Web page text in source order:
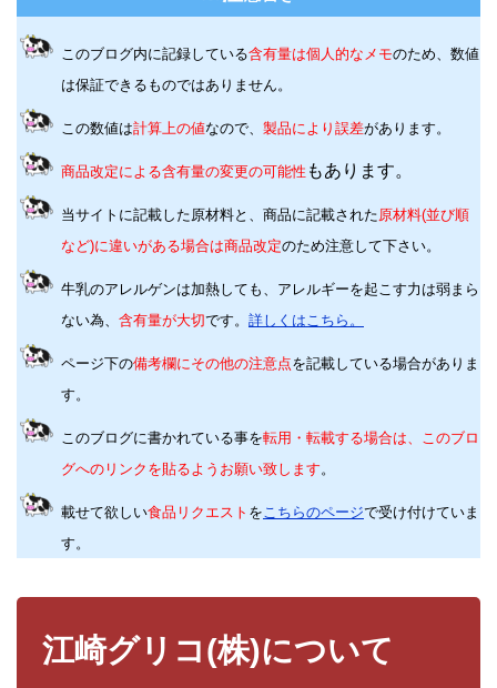
このブログ内に記録している含有量は個人的なメモのため、数値
は保証できるものではありません。
この数値は計算上の値なので、 製品により誤差があります。
商品改定による含有量の変更の可能性 もあります。
当サイトに記載した原材料と、商品に記載された原材料(並び順
など)に違いがある場合は商品改定のため注意して下さい。
牛乳のアレルゲンは加熱しても、アレルギーを起こす力は弱まら
ない為、 含有量が大切です。 詳しくはこちら。
ページ下の備考欄にその他の注意点を記載している場合がありま
す。
このブログに書かれている事を転用・転載する場合は、このブロ
グへのリンクを貼るようお願い致します。
載せて欲しい食品リクエスト をこちらのページで受け付けていま
す。
江崎グリコ(株)について